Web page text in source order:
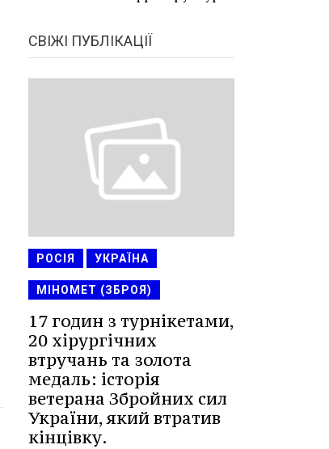
СВІЖІ ПУБЛІКАЦІЇ
РОСІЯ УКРАЇНА
МІНОМЕТ (ЗБРОЯ)
17 годин з турнікетами,
20 хірургічних
втручань та золота
медаль: історія
ветерана Збройних сил
України, який втратив
кінцівку.